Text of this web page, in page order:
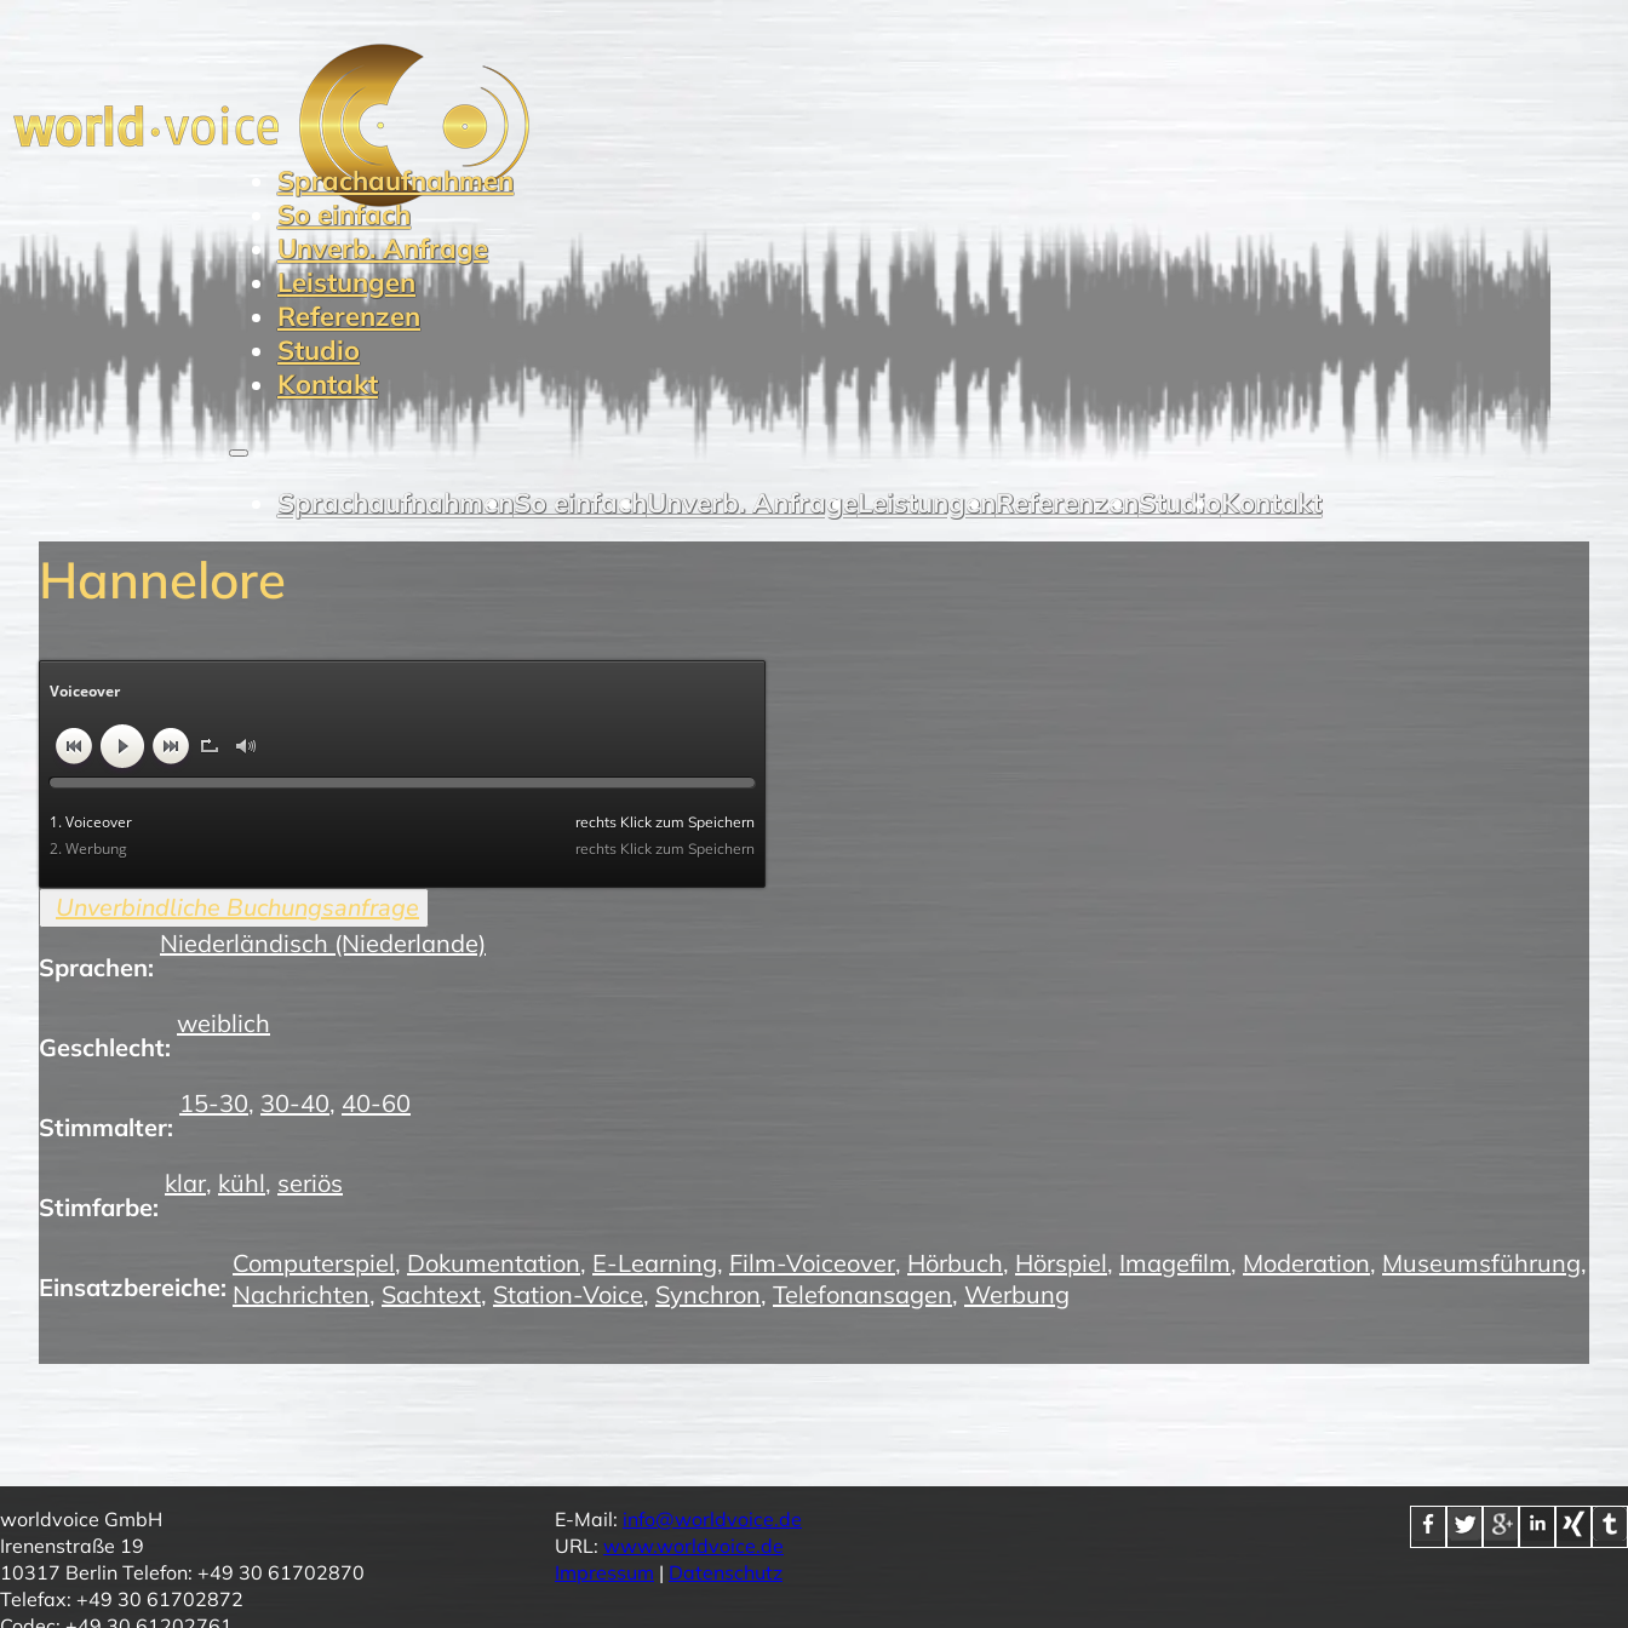
Sprachaufnahmen
So einfach
Unverb. Anfrage
Leistungen
Referenzen
Studio
Kontakt
SprachaufnahmenSo einfachUnverb. AnfrageLeistungenReferenzenStudioKontakt
Kontakt
Hannelore
Voiceover
1. Voiceover rechts Klick zum Speichern
2. Werbung rechts Klick zum Speichern
Sprachen:
Niederländisch (Niederlande)
Geschlecht:
weiblich
Stimmalter:
15-30, 30-40, 40-60
Stimfarbe:
klar, kühl, seriös
Einsatzbereiche:
Computerspiel, Dokumentation, E-Learning, Film-Voiceover, Hörbuch, Hörspiel, Imagefilm, Moderation, Museumsführung,
Nachrichten, Sachtext, Station-Voice, Synchron, Telefonansagen, Werbung
worldvoice GmbH
Irenenstraße 19
10317 Berlin Telefon: +49 30 61702870
Telefax: +49 30 61702872
E-Mail: info@worldvoice.de
URL: www.worldvoice.de
Impressum | Datenschutz